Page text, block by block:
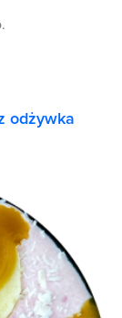
odżywka